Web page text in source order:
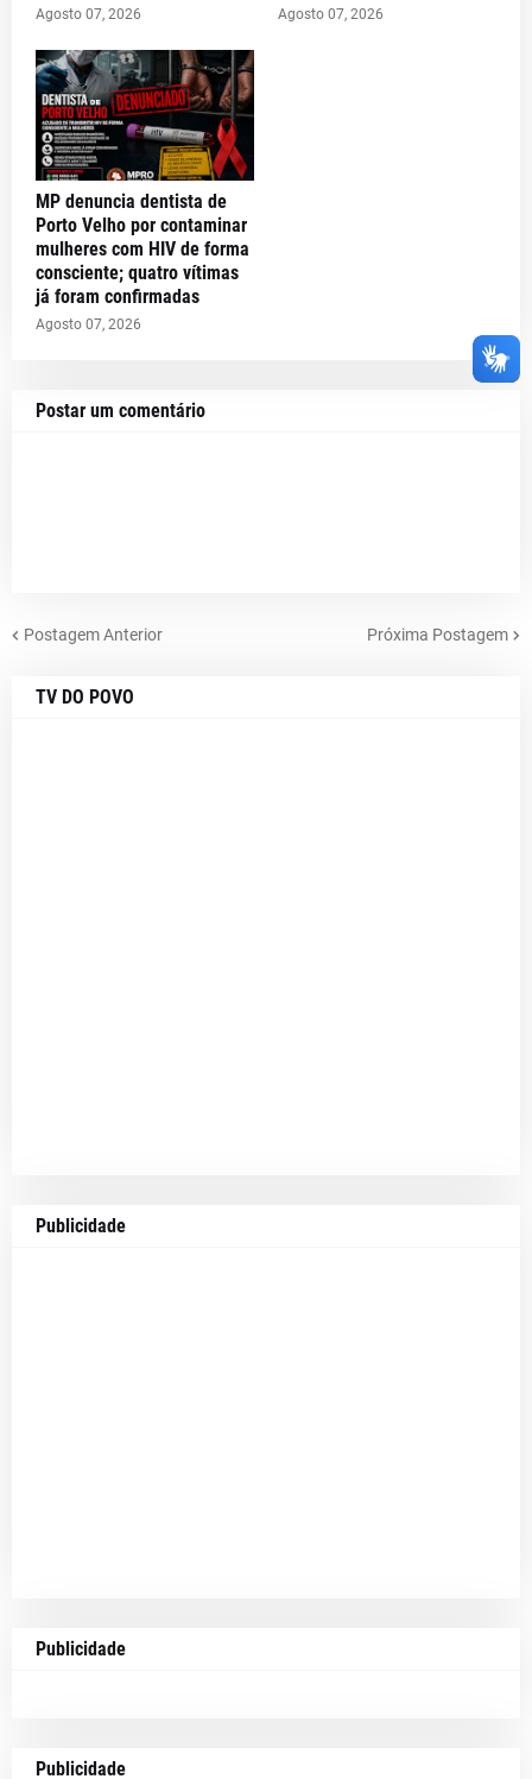
Agosto 07, 2026 Agosto 07, 2026
MP denuncia dentista de
Porto Velho por contaminar
mulheres com HIV de forma
consciente; quatro vítimas
já foram confirmadas
Agosto 07, 2026
Postar um comentário
Postagem Anterior Próxima Postagem
TV DO POVO
Publicidade
Publicidade
Publicidade